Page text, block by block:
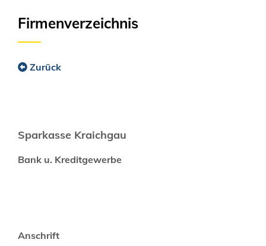
Firmenverzeichnis
Zurück
Sparkasse Kraichgau
Bank u. Kreditgewerbe
Anschrift